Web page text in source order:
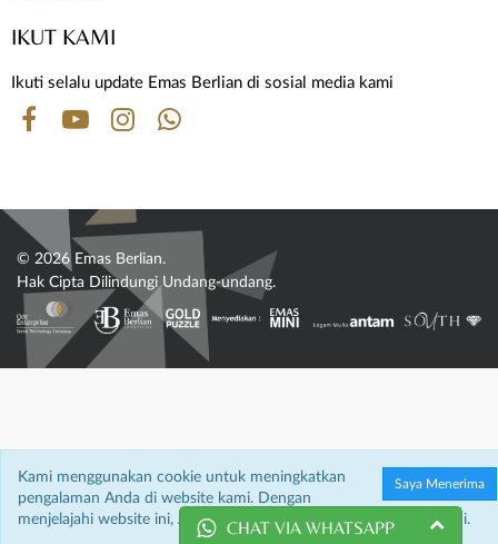
IKUT KAMI
Ikuti selalu update Emas Berlian di sosial media kami
© 2026 Emas Berlian.
Hak Cipta Dilindungi Undang-undang.
Saya Menerima
Kami menggunakan cookie untuk meningkatkan
pengalaman Anda di website kami. Dengan
menjelajahi website ini, Anda menyetujui penggunaan cookie kami.
CHAT VIA WHATSAPP